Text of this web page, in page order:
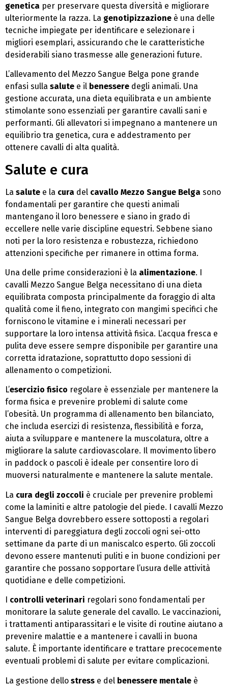
genetica per preservare questa diversità e migliorare
ulteriormente la razza. La genotipizzazione è una delle
tecniche impiegate per identificare e selezionare i
migliori esemplari, assicurando che le caratteristiche
desiderabili siano trasmesse alle generazioni future.
L’allevamento del Mezzo Sangue Belga pone grande
enfasi sulla salute e il benessere degli animali. Una
gestione accurata, una dieta equilibrata e un ambiente
stimolante sono essenziali per garantire cavalli sani e
performanti. Gli allevatori si impegnano a mantenere un
equilibrio tra genetica, cura e addestramento per
ottenere cavalli di alta qualità.
Salute e cura
La salute e la cura del cavallo Mezzo Sangue Belga sono
fondamentali per garantire che questi animali
mantengano il loro benessere e siano in grado di
eccellere nelle varie discipline equestri. Sebbene siano
noti per la loro resistenza e robustezza, richiedono
attenzioni specifiche per rimanere in ottima forma.
Una delle prime considerazioni è la alimentazione. I
cavalli Mezzo Sangue Belga necessitano di una dieta
equilibrata composta principalmente da foraggio di alta
qualità come il fieno, integrato con mangimi specifici che
forniscono le vitamine e i minerali necessari per
supportare la loro intensa attività fisica. L’acqua fresca e
pulita deve essere sempre disponibile per garantire una
corretta idratazione, soprattutto dopo sessioni di
allenamento o competizioni.
L’esercizio fisico regolare è essenziale per mantenere la
forma fisica e prevenire problemi di salute come
l’obesità. Un programma di allenamento ben bilanciato,
che includa esercizi di resistenza, flessibilità e forza,
aiuta a sviluppare e mantenere la muscolatura, oltre a
migliorare la salute cardiovascolare. Il movimento libero
in paddock o pascoli è ideale per consentire loro di
muoversi naturalmente e mantenere la salute mentale.
La cura degli zoccoli è cruciale per prevenire problemi
come la laminiti e altre patologie del piede. I cavalli Mezzo
Sangue Belga dovrebbero essere sottoposti a regolari
interventi di pareggiatura degli zoccoli ogni sei-otto
settimane da parte di un maniscalco esperto. Gli zoccoli
devono essere mantenuti puliti e in buone condizioni per
garantire che possano sopportare l’usura delle attività
quotidiane e delle competizioni.
controlli veterinari regolari sono fondamentali per
monitorare la salute generale del cavallo. Le vaccinazioni,
i trattamenti antiparassitari e le visite di routine aiutano a
prevenire malattie e a mantenere i cavalli in buona
salute. È importante identificare e trattare precocemente
eventuali problemi di salute per evitare complicazioni.
La gestione dello stress e del benessere mentale è